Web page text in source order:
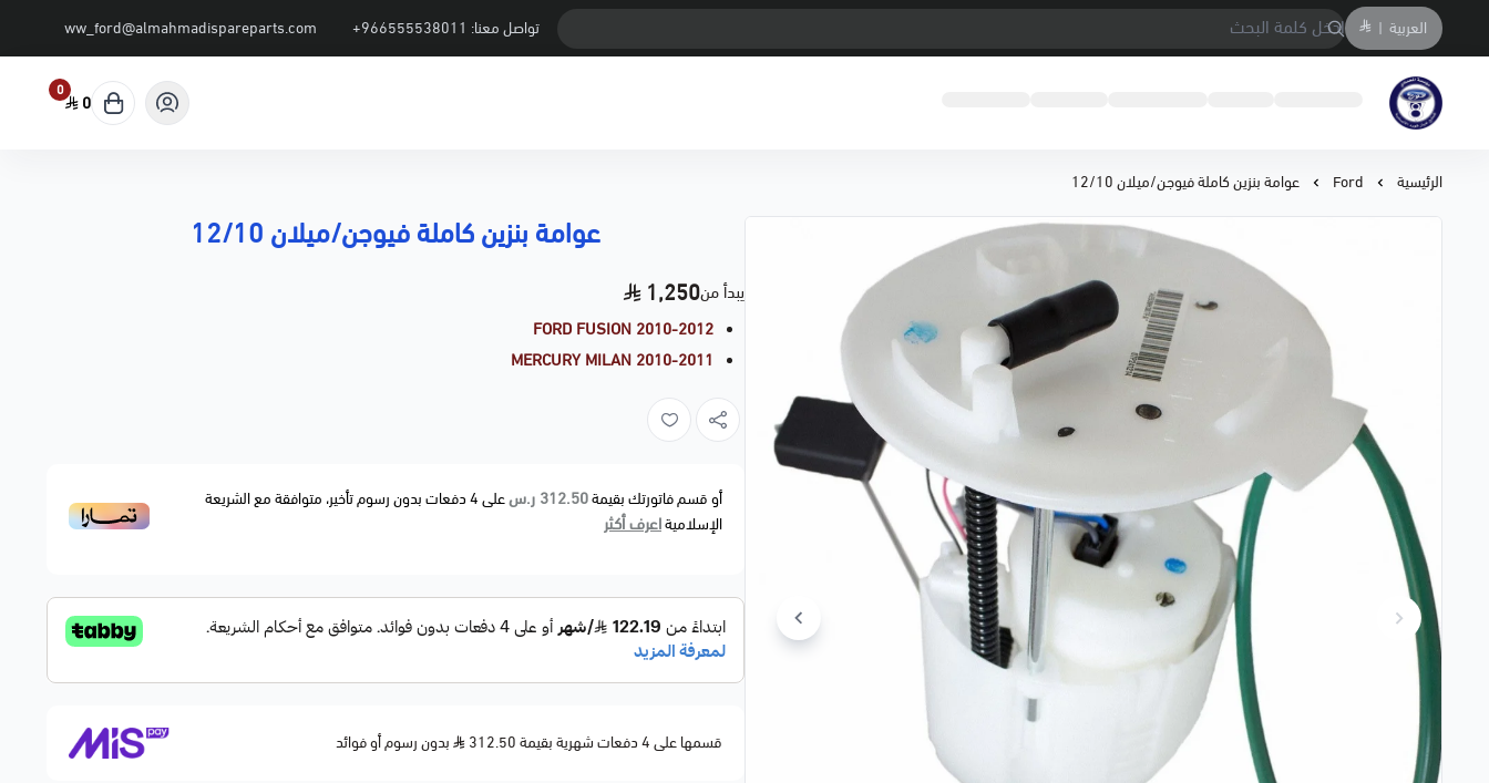
العربية | تواصل معنا: +966555538011
ww_ford@almahmadispareparts.com
متجر المحمادي لقطع السيارات
0
0
الرئيسية Ford عوامة بنزين كاملة فيوجن/ميلان 12/10
عوامة بنزين كاملة فيوجن/ميلان 12/10
يبدأ من1,250
FORD FUSION 2010-2012
MERCURY MILAN 2010-2011
أو قسم فاتورتك بقيمة312.50 ر.س على4دفعات بدون رسوم تأخير، متوافقة مع الشريعة
الإسلاميةاعرف أكثر
قسمها على 4 دفعات شهرية بقيمة 312.50 بدون رسوم أو فوائد